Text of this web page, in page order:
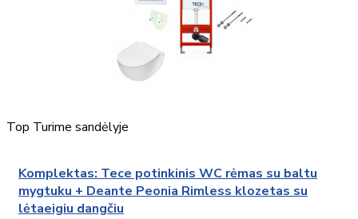
Top Turime sandėlyje
Komplektas: Tece potinkinis WC rėmas su baltu
mygtuku + Deante Peonia Rimless klozetas su
lėtaeigiu dangčiu